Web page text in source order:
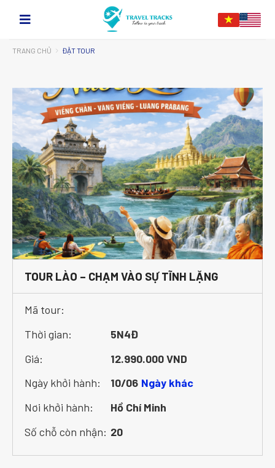
TRANG CHỦ ĐẶT TOUR
TOUR LÀO – CHẠM VÀO SỰ TĨNH LẶNG
Mã tour:
Thời gian:
5N4Đ
Giá:
12.990.000 VND
Ngày khởi hành:
10/06 Ngày khác
Nơi khởi hành:
Hồ Chí Minh
Số chỗ còn nhận: 20